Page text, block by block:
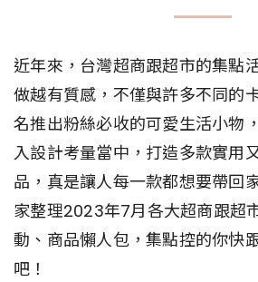
近年來，台灣超商跟超市的集點
做越有質感，不僅與許多不同的
名推出粉絲必收的可愛生活小物
入設計考量當中，打造多款實用
品，真是讓人每一款都想要帶回
家整理2023年7月各大超商跟超
動、商品懶人包，集點控的你快
吧！